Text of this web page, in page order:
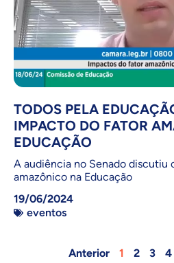
TODOS PELA
IMPACTO DO FATOR
EDUCAÇÃO
A audiência no Senado discutiu
amazônico na Educação
19/06/2024
eventos
Anterior 1 2 3 4